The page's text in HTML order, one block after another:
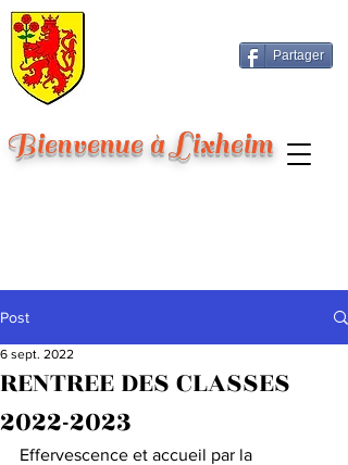
Partager
Bienvenue à Lixheim
Post
RENTREE DES CLASSES
2022-2023
6 sept. 2022
Effervescence et accueil par la